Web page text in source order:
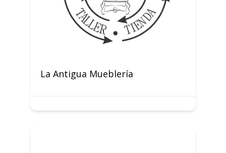
La Antigua Mueblería